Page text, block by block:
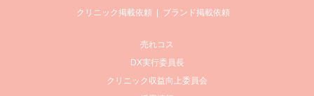
クリニック掲載依頼 ブランド掲載依頼
売れコス
DX実行委員長
クリニック収益向上委員会